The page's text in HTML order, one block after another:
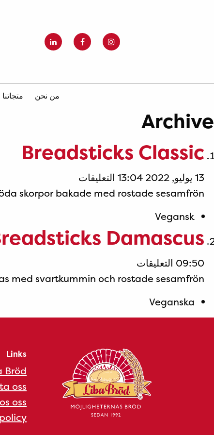
من نحن متجاتنا
Archive
Breadsticks Classic
13 يوليو, 2022 13:04 التعليقات
Breadsticks
skorpor bakade med rostade sesamfrön.
Vegansk
Damascus
09:50 التعليقات
Breadsticks
med svartkummin och rostade sesamfrön.
Veganska
Links
Bröd
oss
oss